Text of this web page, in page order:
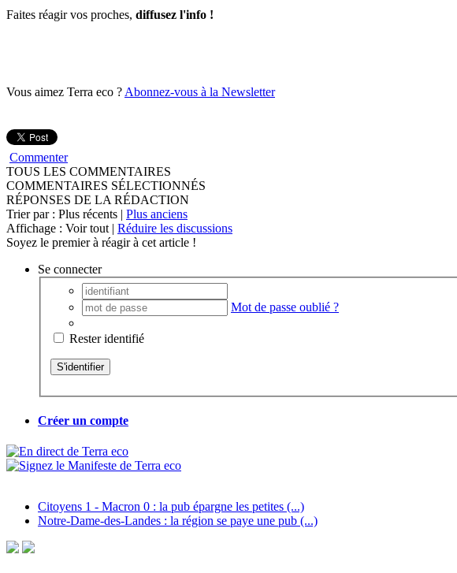
Faites réagir vos proches, diffusez l'info !
Vous aimez Terra eco ? Abonnez-vous à la Newsletter
Commenter
TOUS LES COMMENTAIRES
COMMENTAIRES SÉLECTIONNÉS
RÉPONSES DE LA RÉDACTION
Trier par : Plus récents | Plus anciens
Affichage : Voir tout | Réduire les discussions
Soyez le premier à réagir à cet article !
Se connecter
Mot de passe oublié ?
Rester identifié
Créer un compte
Citoyens 1 - Macron 0 : la pub épargne les petites (...)
Notre-Dame-des-Landes : la région se paye une pub (...)